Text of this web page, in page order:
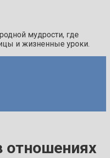
мудрости, где
и жизненные уроки.
отношениях